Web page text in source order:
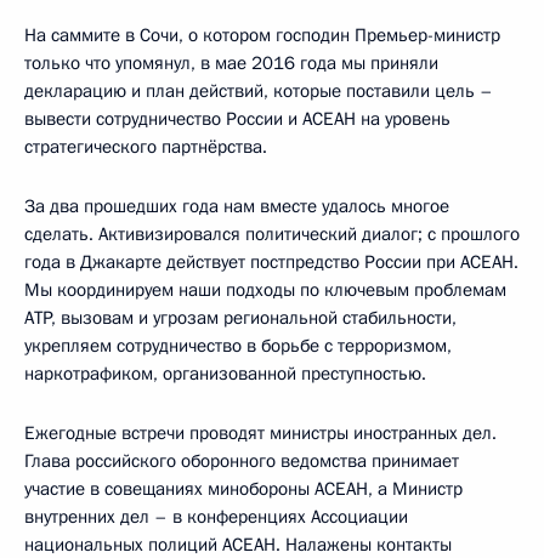
На саммите в Сочи, о котором господин Премьер-министр
только что упомянул, в мае 2016 года мы приняли
декларацию и план действий, которые поставили цель –
вывести сотрудничество России и АСЕАН на уровень
стратегического партнёрства.
За два прошедших года нам вместе удалось многое
сделать. Активизировался политический диалог; с прошлого
года в Джакарте действует постпредство России при АСЕАН.
Мы координируем наши подходы по ключевым проблемам
АТР, вызовам и угрозам региональной стабильности,
укрепляем сотрудничество в борьбе с терроризмом,
наркотрафиком, организованной преступностью.
Ежегодные встречи проводят министры иностранных дел.
Глава российского оборонного ведомства принимает
участие в совещаниях минобороны АСЕАН, а Министр
внутренних дел – в конференциях Ассоциации
национальных полиций АСЕАН. Налажены контакты